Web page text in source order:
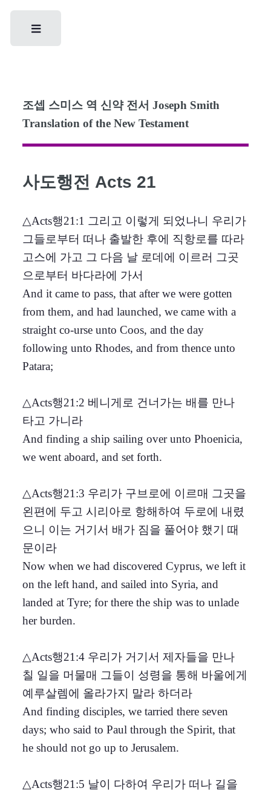
조셉 스미스 역 신약 전서 Joseph Smith
Translation of the New Testament
사도행전 Acts 21
△Acts행21:1 그리고 이렇게 되었나니 우리가
그들로부터 떠나 출발한 후에 직항로를 따라
고스에 가고 그 다음 날 로데에 이르러 그곳
으로부터 바다라에 가서
And it came to pass, that after we were gotten
from them, and had launched, we came with a
straight co-urse unto Coos, and the day
following unto Rhodes, and from thence unto
Patara;
△Acts행21:2 베니게로 건너가는 배를 만나
타고 가니라
And finding a ship sailing over unto Phoenicia,
we went aboard, and set forth.
△Acts행21:3 우리가 구브로에 이르매 그곳을
왼편에 두고 시리아로 항해하여 두로에 내렸
으니 이는 거기서 배가 짐을 풀어야 했기 때
문이라
Now when we had discovered Cyprus, we left it
on the left hand, and sailed into Syria, and
landed at Tyre; for there the ship was to unlade
her burden.
△Acts행21:4 우리가 거기서 제자들을 만나
칠 일을 머물매 그들이 성령을 통해 바울에게
예루살렘에 올라가지 말라 하더라
And finding disciples, we tarried there seven
days; who said to Paul through the Spirit, that
he should not go up to Jerusalem.
△Acts행21:5 날이 다하여 우리가 떠나 길을